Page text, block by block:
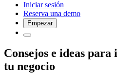
Iniciar sesión
Reserva una demo
Empezar
Consejos e ideas
tu negocio